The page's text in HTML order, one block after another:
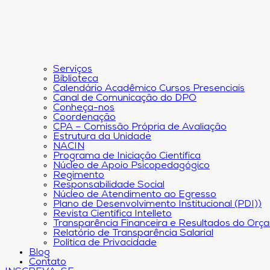
Serviços
Biblioteca
Calendário Acadêmico Cursos Presenciais
Canal de Comunicação do DPO
Conheça-nos
Coordenação
CPA – Comissão Própria de Avaliação
Estrutura da Unidade
NACIN
Programa de Iniciação Científica
Núcleo de Apoio Psicopedagógico
Regimento
Responsabilidade Social
Núcleo de Atendimento ao Egresso
Plano de Desenvolvimento Institucional (PDI))
Revista Científica Intelleto
Transparência Financeira e Resultados do
Relatório de Transparência Salarial
Política de Privacidade
Blog
Contato